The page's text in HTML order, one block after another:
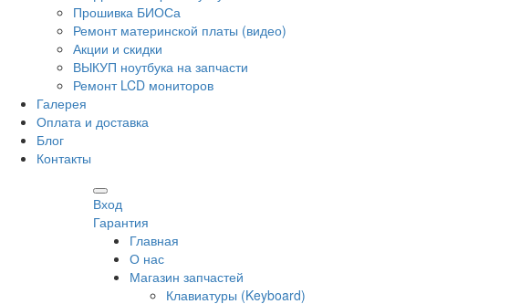
Прошивка БИОСа
Ремонт материнской платы (видео)
Акции и скидки
ВЫКУП ноутбука на запчасти
Ремонт LCD мониторов
Галерея
Оплата и доставка
Блог
Контакты
Вход
Гарантия
Главная
О нас
Магазин запчастей
Клавиатуры (Keyboard)